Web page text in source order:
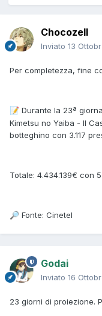
Chocozell
Inviato 13
Per completezza, fine
📝 Durante la 23ª
Kimetsu no Yaiba - Il
botteghino con 3.117
Totale: 4.434.139€ con
🔎 Fonte: Cinetel
Godai
Inviato 16
23 giorni di proiezione.